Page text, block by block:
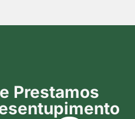
Prestamos